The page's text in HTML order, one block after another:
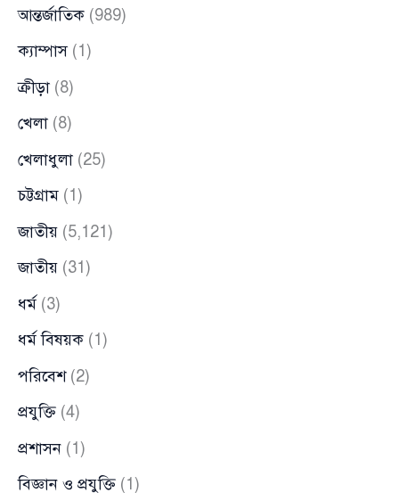
আন্তর্জাতিক (989)
ক্যাম্পাস(1)
ক্রীড়া (8)
খেলা (8)
খেলাধুলা (25)
চট্টগ্রাম (1)
জাতীয় (5,121)
জাতীয় (31)
ধর্ম (3)
ধর্ম বিষয়ক (1)
পরিবেশ(2)
প্রযুক্তি (4)
প্রশাসন (1)
বিজ্ঞান ও প্রযুক্তি (1)